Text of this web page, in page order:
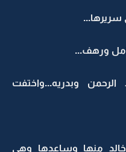
سريرها...
ورهف...
وبدريه...واختفت
منها وساعدها وهي